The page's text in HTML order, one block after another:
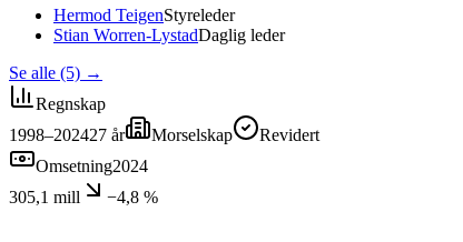
Hermod TeigenStyreleder
Stian Worren-LystadDaglig leder
Se alle (5) →
Regnskap
1998–202427 år Morselskap
Revidert
Omsetning2024
305,1 mill
−4,8 %